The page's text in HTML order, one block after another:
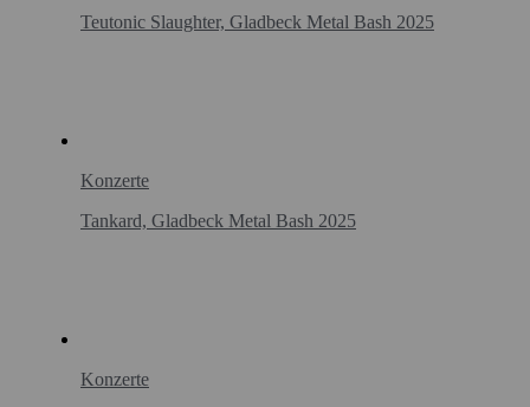
Teutonic Slaughter, Gladbeck Metal Bash 2025
Konzerte
Tankard, Gladbeck Metal Bash 2025
Konzerte